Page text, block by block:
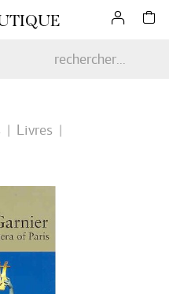
profitez d'une remise de 10
ligne*
Livres